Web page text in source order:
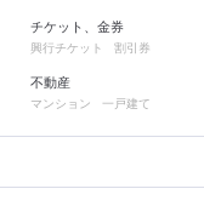
チケット、金券
興行チケット 割引券
不動産
マンション 一戸建て